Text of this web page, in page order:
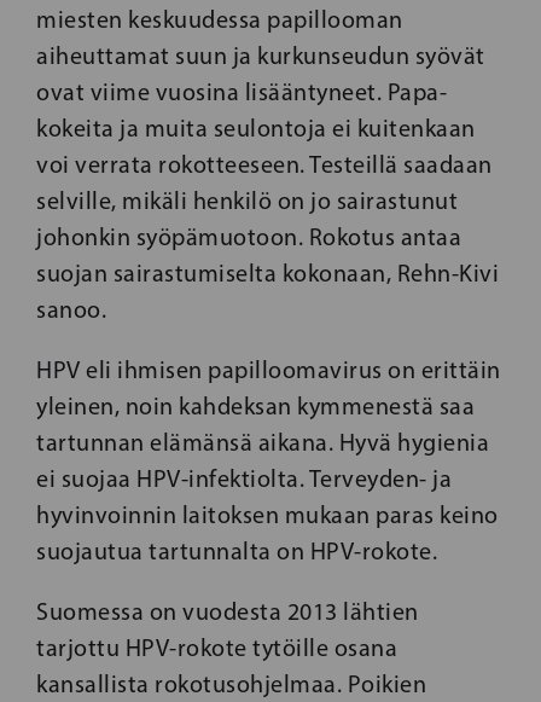
miesten keskuudessa papillooman
aiheuttamat suun ja kurkunseudun syövät
ovat viime vuosina lisääntyneet. Papa-
kokeita ja muita seulontoja ei kuitenkaan
voi verrata rokotteeseen. Testeillä saadaan
selville, mikäli henkilö on jo sairastunut
johonkin syöpämuotoon. Rokotus antaa
suojan sairastumiselta kokonaan, Rehn-Kivi
sanoo.
HPV eli ihmisen papilloomavirus on erittäin
yleinen, noin kahdeksan kymmenestä saa
tartunnan elämänsä aikana. Hyvä hygienia
ei suojaa HPV-infektiolta. Terveyden- ja
hyvinvoinnin laitoksen mukaan paras keino
suojautua tartunnalta on HPV-rokote.
Suomessa on vuodesta 2013 lähtien
tarjottu HPV-rokote tytöille osana
kansallista rokotusohjelmaa. Poikien